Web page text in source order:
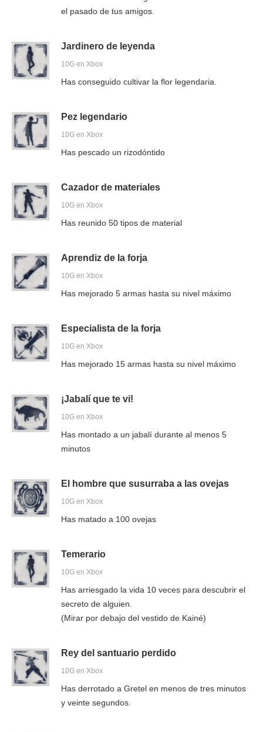
el pasado de tus amigos.
Jardinero de leyenda
10G en Xbox
Has conseguido cultivar la flor legendaria.
Pez legendario
10G en Xbox
Has pescado un rizodóntido
Cazador de materiales
10G en Xbox
Has reunido 50 tipos de material
Aprendiz de la forja
10G en Xbox
Has mejorado 5 armas hasta su nivel máximo
Especialista de la forja
10G en Xbox
Has mejorado 15 armas hasta su nivel máximo
¡Jabalí que te vi!
10G en Xbox
Has montado a un jabalí durante al menos 5
minutos
El hombre que susurraba a las ovejas
10G en Xbox
Has matado a 100 ovejas
Temerario
10G en Xbox
Has arriesgado la vida 10 veces para descubrir el
secreto de alguien.
(Mirar por debajo del vestido de Kainé)
Rey del santuario perdido
10G en Xbox
Has derrotado a Gretel en menos de tres minutos
y veinte segundos.